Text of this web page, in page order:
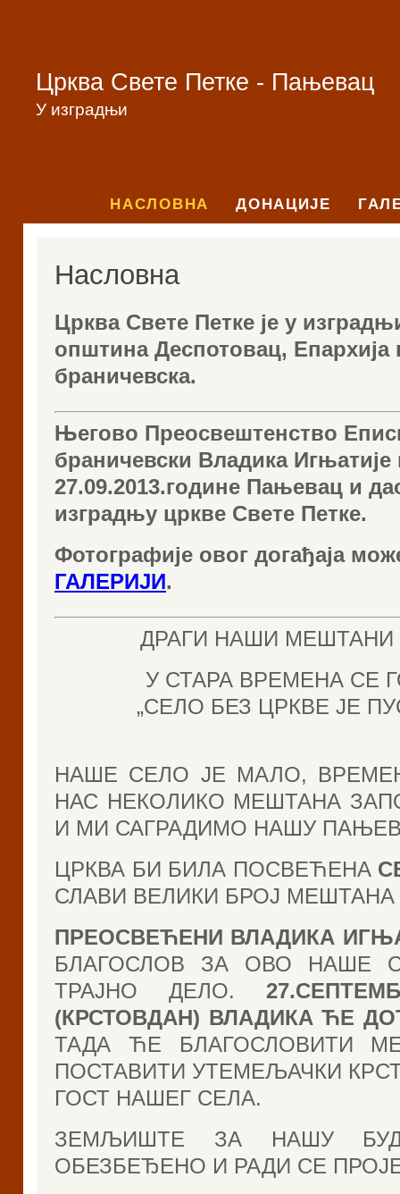
Црква Свете Петке - Пањевац
У изградњи
НАСЛОВНА ДОНАЦИЈЕ
Насловна
Црква Свете Петке је у
општина Деспотовац, Eпархија
браничевска.
Његово Преосвештенство
браничевски Владика Игњатије
27.09.2013.године Пањевац и
изградњу цркве Свете Петке.
Фотографије овог догађаја
ГАЛЕРИЈИ.
ДРАГИ НАШИ
У СТАРА ВРЕМЕНА СЕ
„СЕЛО БЕЗ ЦРКВЕ ЈЕ
НАШЕ СЕЛО ЈЕ МАЛО,
НАС НЕКОЛИКО МЕШТАНА
И МИ САГРАДИМО НАШУ
ЦРКВА БИ БИЛА ПОСВЕЋЕНА
СЛАВИ ВЕЛИКИ БРОЈ
ПРЕОСВЕЋЕНИ ВЛАДИКА
БЛАГОСЛОВ ЗА ОВО НАШЕ
ТРАЈНО ДЕЛО.
(КРСТОВДАН) ВЛАДИКА ЋЕ
ТАДА ЋЕ БЛАГОСЛОВИТИ
ПОСТАВИТИ УТЕМЕЉАЧКИ
ГОСТ НАШЕГ СЕЛА.
ЗЕМЉИШТЕ ЗА НАШУ
ОБЕЗБЕЂЕНО И РАДИ СЕ